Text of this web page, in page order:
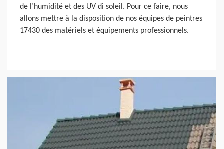
de l’humidité et des UV di soleil. Pour ce faire, nous
allons mettre à la disposition de nos équipes de peintres
17430 des matériels et équipements professionnels.